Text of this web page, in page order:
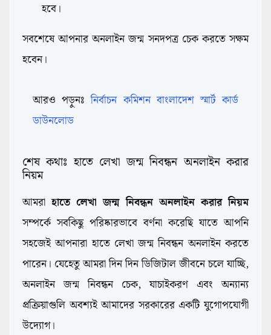
হবে।
সবশেষে আপনার অনলাইন জন্ম সনদপত্র চেক করতে সক্ষম
হবেন।
আরও পড়ুনঃনির্বাচন কমিশন বাংলাদেশ স্মার্ট কার্ড
ডাউনলোড
শেষ কথাঃ হাতে লেখা জন্ম নিবন্ধন অনলাইন করার
নিয়ম
আমরাহাতে লেখা জন্ম নিবন্ধন অনলাইন করার নিয়ম
সম্পর্কে সবকিছু পরিষ্কারভাবে বর্ণনা করেছি যাতে আপনি
সহজেই আপনারা হাতে লেখা জন্ম নিবন্ধন অনলাইন করতে
পারেন। যেহেতু আমরা দিন দিন ডিজিটাল জীবনে চলে যাচ্ছি,
অনলাইন জন্ম নিবন্ধন চেক, যাচাইকরণ এবং অন্যান্য
প্রক্রিয়াগুলি অবশ্যই আমাদের সরকারের একটি যুগোপযোগী
উদ্যোগ।